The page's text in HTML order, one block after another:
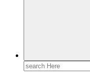
Search
for: